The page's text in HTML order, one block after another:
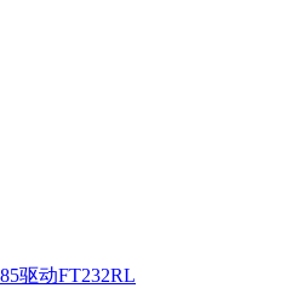
驱动FT232RL